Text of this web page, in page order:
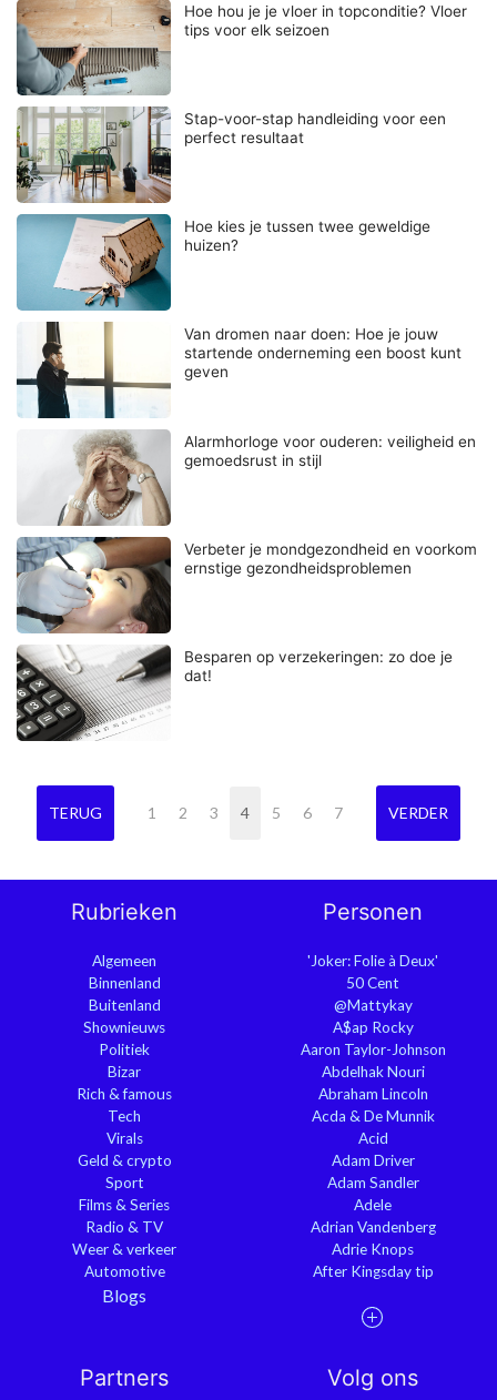
Hoe hou je je vloer in topconditie? Vloer
tips voor elk seizoen
Stap-voor-stap handleiding voor een
perfect resultaat
Hoe kies je tussen twee geweldige
huizen?
Van dromen naar doen: Hoe je jouw
startende onderneming een boost kunt
geven
Alarmhorloge voor ouderen: veiligheid en
gemoedsrust in stijl
Verbeter je mondgezondheid en voorkom
ernstige gezondheidsproblemen
Besparen op verzekeringen: zo doe je
dat!
TERUG 1 2 3 4 5 6 7 VERDER
Rubrieken
Algemeen
Binnenland
Buitenland
Shownieuws
Politiek
Bizar
Rich & famous
Tech
Virals
Geld & crypto
Sport
Films & Series
Radio & TV
Weer & verkeer
Automotive
Blogs
Personen
'Joker: Folie à Deux'
50 Cent
@Mattykay
A$ap Rocky
Aaron Taylor-Johnson
Abdelhak Nouri
Abraham Lincoln
Acda & De Munnik
Acid
Adam Driver
Adam Sandler
Adele
Adrian Vandenberg
Adrie Knops
After Kingsday tip
Partners Volg ons